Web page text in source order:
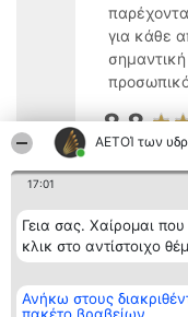
ΑΕΤΟΊ των
17:01
Γεια σας. Χαίρομαι
κλικ στο αντίστοιχο
Ανήκω στους
για κάθε
8.8
κατάταξης
BEAUTIFUL COMPANY
Μονοπρόσωπη ΙΚΕ
ΤΗΛ. ΕΠΙΚΟΙΝΩΝΙΑΣ:
email:
aetoi@beautifulcompany.co